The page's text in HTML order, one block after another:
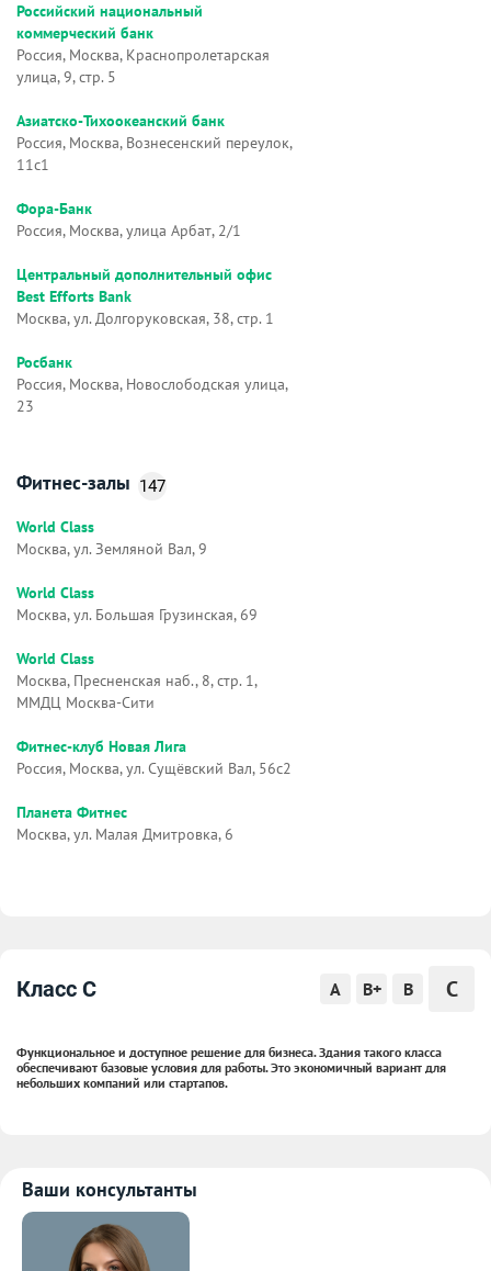
Российский национальный
коммерческий банк
Россия, Москва, Краснопролетарская
улица, 9, стр. 5
Азиатско-Тихоокеанский банк
Россия, Москва, Вознесенский переулок,
11с1
Фора-Банк
Россия, Москва, улица Арбат, 2/1
Центральный дополнительный офис
Best Efforts Bank
Москва, ул. Долгоруковская, 38, стр. 1
Росбанк
Россия, Москва, Новослободская улица,
23
Фитнес-залы 147
World Class
Москва, ул. Земляной Вал, 9
World Class
Москва, ул. Большая Грузинская, 69
World Class
Москва, Пресненская наб., 8, стр. 1,
ММДЦ Москва-Сити
Фитнес-клуб Новая Лига
Россия, Москва, ул. Сущёвский Вал, 56с2
Планета Фитнес
Москва, ул. Малая Дмитровка, 6
Класс C A B+ B C
Функциональное и доступное решение для бизнеса. Здания такого класса
обеспечивают базовые условия для работы. Это экономичный вариант для
небольших компаний или стартапов.
Ваши консультанты